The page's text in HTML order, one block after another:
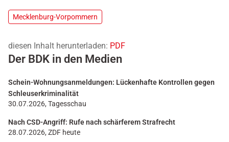
Mecklenburg-Vorpommern
diesen Inhalt herunterladen: PDF
Der BDK in den Medien
Schein-Wohnungsanmeldungen: Lückenhafte Kontrollen gegen
Schleuserkriminalität
30.07.2026, Tagesschau
Nach CSD-Angriff: Rufe nach schärferem Strafrecht
28.07.2026, ZDF heute